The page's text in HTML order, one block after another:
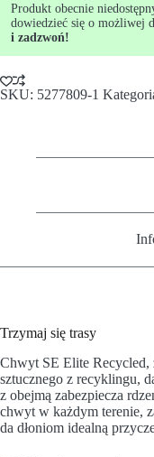
Produkt obecnie
dowiedzieć się o możliwej
i zadzwoń!
SKU: 5277809-1
Trzymaj się trasy
Chwyt SE Elite
sztucznego z recyklingu,
z obejmą zabezpiecza
chwyt w każdym terenie,
da dłoniom idealną